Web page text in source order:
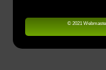
© 2021